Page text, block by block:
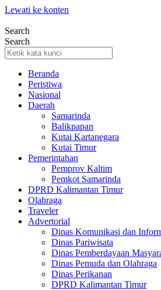
Lewati ke konten
Search
Search
Beranda
Peristiwa
Nasional
Daerah
Samarinda
Balikpapan
Kutai Kartanegara
Kutai Timur
Pemerintahan
Pemprov Kaltim
Pemkot Samarinda
DPRD Kalimantan Timur
Olahraga
Traveler
Advertorial
Dinas Komunikasi dan
Dinas Pariwisata
Dinas Pemberdayaan
Dinas Pemuda dan Olahraga
Dinas Perikanan
DPRD Kalimantan Timur